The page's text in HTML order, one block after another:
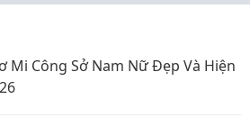
Mi Công Sở Nam Nữ Đẹp Và Hiện